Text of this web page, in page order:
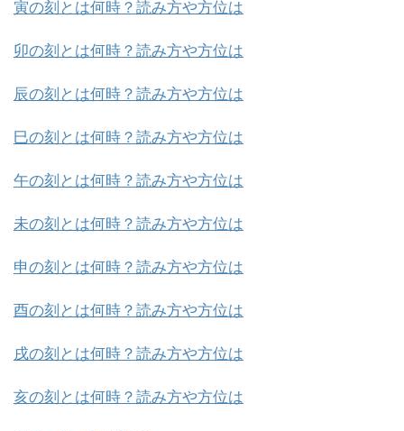
寅の刻とは何時？読み方や方位は
卯の刻とは何時？読み方や方位は
辰の刻とは何時？読み方や方位は
巳の刻とは何時？読み方や方位は
午の刻とは何時？読み方や方位は
未の刻とは何時？読み方や方位は
申の刻とは何時？読み方や方位は
酉の刻とは何時？読み方や方位は
戌の刻とは何時？読み方や方位は
亥の刻とは何時？読み方や方位は